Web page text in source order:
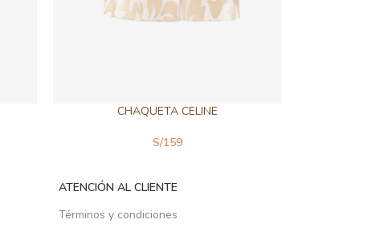
CHAQUETA CELINE
S/159
ATENCIÓN AL CLIENTE
Términos y condiciones